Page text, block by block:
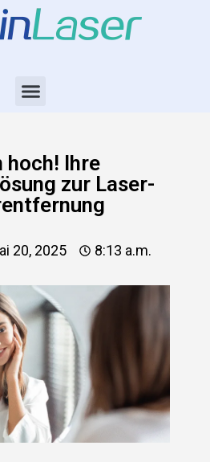
hoch! Ihre
zur Laser-
20, 2025 8:13 a.m.